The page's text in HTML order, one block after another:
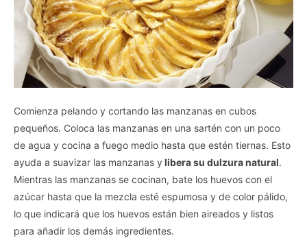
Comienza pelando y cortando las manzanas en cubos
pequeños. Coloca las manzanas en una sartén con un poco
de agua y cocina a fuego medio hasta que estén tiernas. Esto
ayuda a suavizar las manzanas y libera su dulzura natural.
Mientras las manzanas se cocinan, bate los huevos con el
azúcar hasta que la mezcla esté espumosa y de color pálido,
lo que indicará que los huevos están bien aireados y listos
para añadir los demás ingredientes.